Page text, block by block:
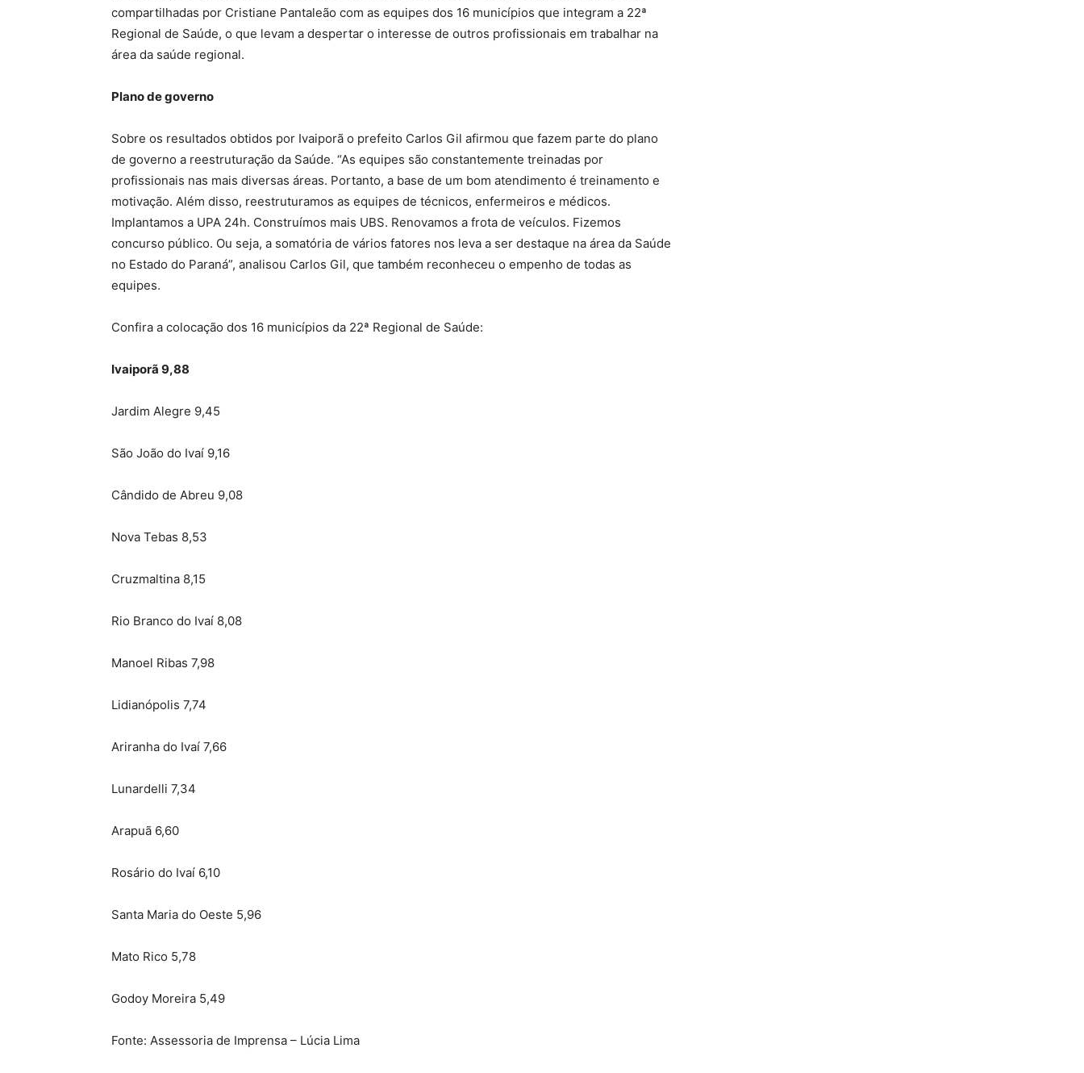
compartilhadas por Cristiane Pantaleão com as equipes dos 16 municípios que integram a 22ª
Regional de Saúde, o que levam a despertar o interesse de outros profissionais em trabalhar na
área da saúde regional.
Plano de governo
Sobre os resultados obtidos por Ivaiporã o prefeito Carlos Gil afirmou que fazem parte do plano
de governo a reestruturação da Saúde. “As equipes são constantemente treinadas por
profissionais nas mais diversas áreas. Portanto, a base de um bom atendimento é treinamento e
motivação. Além disso, reestruturamos as equipes de técnicos, enfermeiros e médicos.
Implantamos a UPA 24h. Construímos mais UBS. Renovamos a frota de veículos. Fizemos
concurso público. Ou seja, a somatória de vários fatores nos leva a ser destaque na área da Saúde
no Estado do Paraná”, analisou Carlos Gil, que também reconheceu o empenho de todas as
equipes.
Confira a colocação dos 16 municípios da 22ª Regional de Saúde:
Ivaiporã 9,88
Jardim Alegre 9,45
São João do Ivaí 9,16
Cândido de Abreu 9,08
Nova Tebas 8,53
Cruzmaltina 8,15
Rio Branco do Ivaí 8,08
Manoel Ribas 7,98
Lidianópolis 7,74
Ariranha do Ivaí 7,66
Lunardelli 7,34
Arapuã 6,60
Rosário do Ivaí 6,10
Santa Maria do Oeste 5,96
Mato Rico 5,78
Godoy Moreira 5,49
Fonte: Assessoria de Imprensa – Lúcia Lima